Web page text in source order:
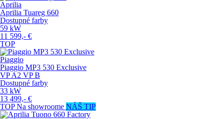
Aprilia
Aprilia Tuareg 660
Dostupné farby
59 kW
11 599,- €
TOP
Piaggio
Piaggio MP3 530 Exclusive
VPA2 VPB
Dostupné farby
33 kW
13 499,- €
TOP Na showroome NÁŠ TIP